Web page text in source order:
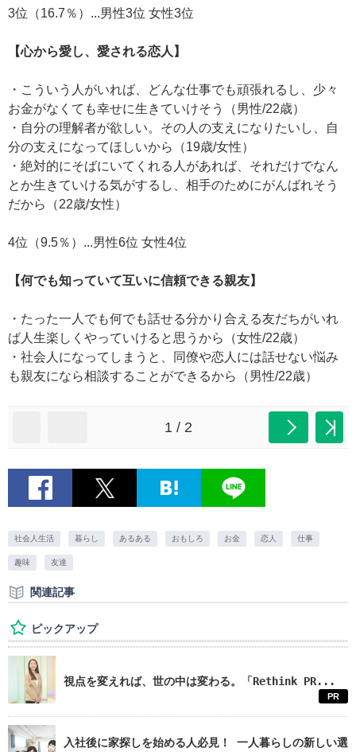
3位（16.7％）...男性3位 女性3位
【心から愛し、愛される恋人】
・こういう人がいれば、どんな仕事でも頑張れるし、少々
お金がなくても幸せに生きていけそう（男性/22歳）
・自分の理解者が欲しい。その人の支えになりたいし、自
分の支えになってほしいから（19歳/女性）
・絶対的にそばにいてくれる人があれば、それだけでなん
とか生きていける気がするし、相手のためにがんばれそう
だから（22歳/女性）
4位（9.5％）...男性6位 女性4位
【何でも知っていて互いに信頼できる親友】
・たった一人でも何でも話せる分かり合える友だちがいれ
ば人生楽しくやっていけると思うから（女性/22歳）
・社会人になってしまうと、同僚や恋人には話せない悩み
も親友になら相談することができるから（男性/22歳）
1 / 2
社会人生活 暮らし あるある おもしろ お金 恋人 仕事
趣味 友達
関連記事
ピックアップ
視点を変えれば、世の中は変わる。「Rethink PR...
PR
入社後に家探しを始める人必見！ 一人暮らしの新しい選